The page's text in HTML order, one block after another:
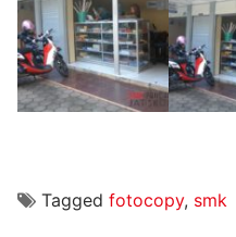
Tagged fotocopy, smk